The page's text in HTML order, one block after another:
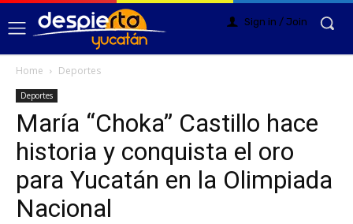
Sign in / Join
Home Deportes
Deportes
María “Choka” Castillo hace
historia y conquista el oro
para Yucatán en la Olimpiada
Nacional